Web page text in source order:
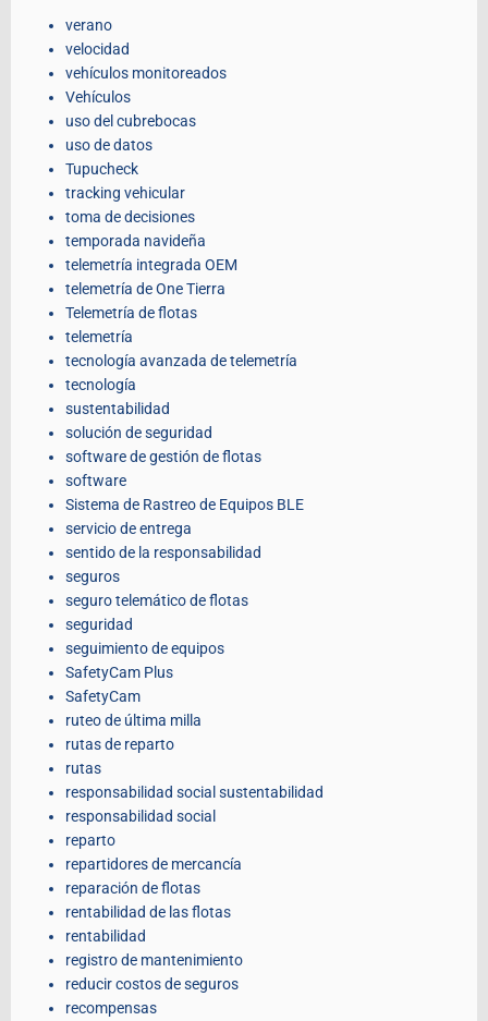
verano
velocidad
vehículos monitoreados
Vehículos
uso del cubrebocas
uso de datos
Tupucheck
tracking vehicular
toma de decisiones
temporada navideña
telemetría integrada OEM
telemetría de One Tierra
Telemetría de flotas
telemetría
tecnología avanzada de telemetría
tecnología
sustentabilidad
solución de seguridad
software de gestión de flotas
software
Sistema de Rastreo de Equipos BLE
servicio de entrega
sentido de la responsabilidad
seguros
seguro telemático de flotas
seguridad
seguimiento de equipos
SafetyCam Plus
SafetyCam
ruteo de última milla
rutas de reparto
rutas
responsabilidad social sustentabilidad
responsabilidad social
reparto
repartidores de mercancía
reparación de flotas
rentabilidad de las flotas
rentabilidad
registro de mantenimiento
reducir costos de seguros
recompensas